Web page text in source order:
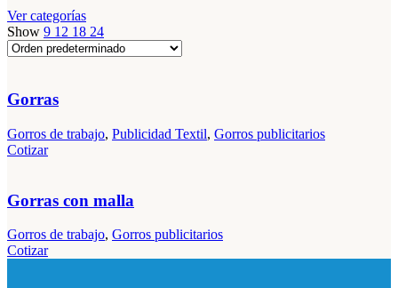
Ver categorías
Show 9 12 18 24
Gorras
Gorros de trabajo, Publicidad Textil, Gorros publicitarios
Cotizar
Gorras con malla
Gorros de trabajo, Gorros publicitarios
Cotizar